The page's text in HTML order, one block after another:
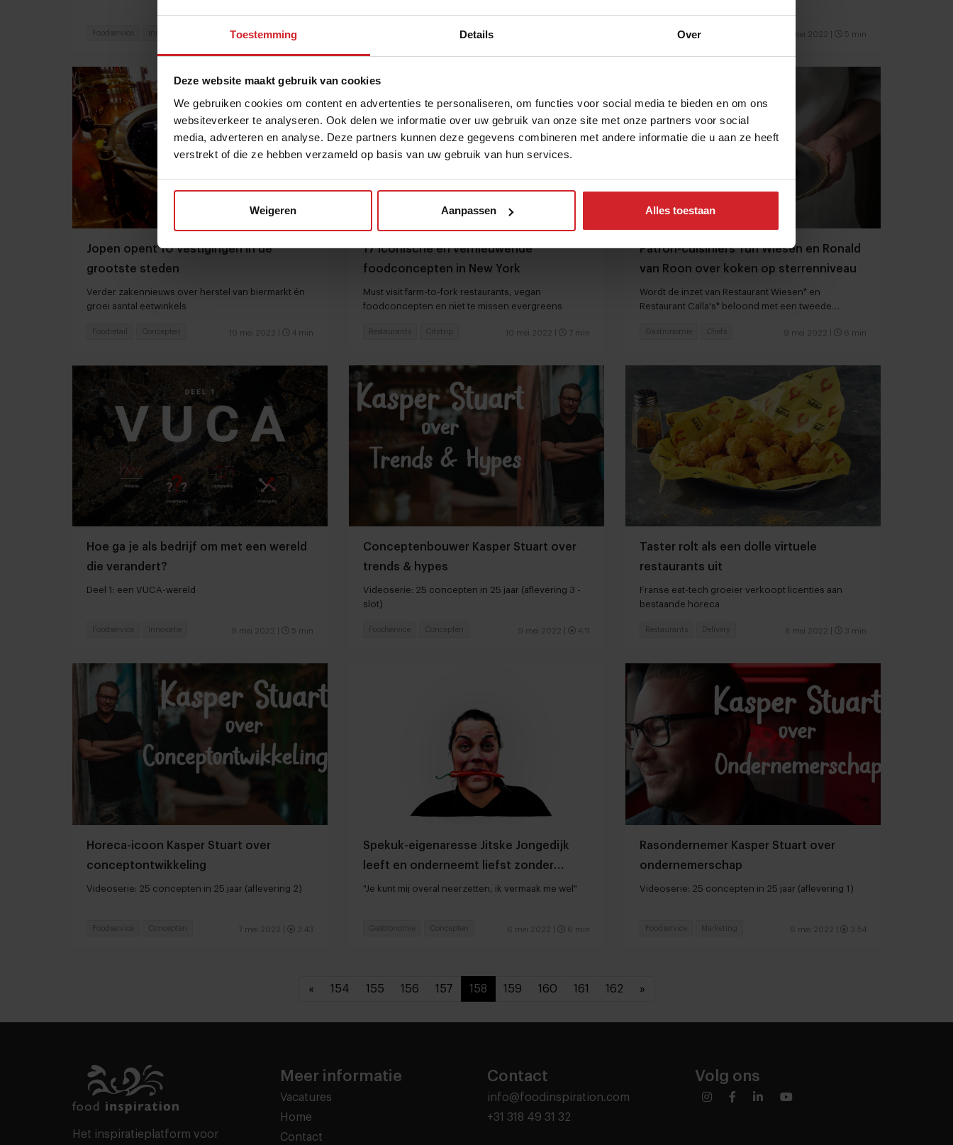
Toestemming Details Over
Deze website maakt gebruik van cookies
We gebruiken cookies om content en advertenties te personaliseren, om functies voor social media te bieden en om ons
websiteverkeer te analyseren. Ook delen we informatie over uw gebruik van onze site met onze partners voor social
media, adverteren en analyse. Deze partners kunnen deze gegevens combineren met andere informatie die u aan ze heeft
verstrekt of die ze hebben verzameld op basis van uw gebruik van hun services.
Weigeren Aanpassen Alles toestaan
11 mei 2022| 2 min
Foodservice Ondernemen 10 mei 2022 5 min
Foodservice
Jopen opent 10 vestigingen in de
grootste steden
Verder zakennieuws over herstel van biermarkt én
groei aantal eetwinkels
10 mei 2022 4 min
Foodretail Concepten
17 iconische en vernieuwende
foodconcepten in New York
Must visit farm-to-fork restaurants, vegan
foodconcepten en niet te missen evergreens
10 mei 2022 7 min
Restaurants Citytrip
Patron-cuisiniers Yuri Wiesen en Ronald
van Roon over koken op sterrenniveau
Wordt de inzet van Restaurant Wiesen* en
Restaurant Calla's* beloond met een tweede
9 mei 2022 6 min
Gastronomie Chefs
Hoe ga je als bedrijf om met een wereld
die verandert?
Deel 1: een VUCA-wereld
9 mei 2022 5 min
Foodservice Innovatie
Conceptenbouwer Kasper Stuart over
trends & hypes
Videoserie: 25 concepten in 25 jaar (aflevering 3 -
slot)
9 mei 2022 4:11
Foodservice Concepten
Taster rolt als een dolle virtuele
restaurants uit
Franse eat-tech groeier verkoopt licenties aan
bestaande horeca
8 mei 2022 3 min
Restaurants Delivery
Horeca-icoon Kasper Stuart over
conceptontwikkeling
Videoserie: 25 concepten in 25 jaar (aflevering 2)
7 mei 2022 3:43
Foodservice Concepten
Spekuk-eigenaresse Jitske Jongedijk
leeft en onderneemt liefst zonder
vastomlijnd plan
"Je kunt mij overal neerzetten, ik vermaak me wel"
6 mei 2022 6 min
Gastronomie Concepten
Rasondernemer Kasper Stuart over
ondernemerschap
Videoserie: 25 concepten in 25 jaar (aflevering 1)
6 mei 2022 3:54
Foodservice Marketing
« 154 155 156 157 158 159 160 161 162 »
Het inspiratieplatform voor
Meer informatie
Vacatures
Home
Contact
Contact
info@foodinspiration.com
+31 318 49 31 32
Volg ons